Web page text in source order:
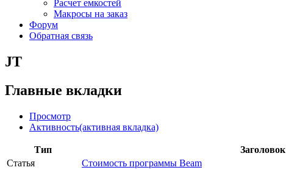
Расчет емкостей
Макросы на заказ
Форум
Обратная связь
JT
Главные вкладки
Просмотр
Активность(активная вкладка)
Тип Заголовок
Статья
Стоимость программы Beam